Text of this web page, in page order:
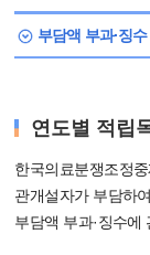
부담액 부과·징수
연도별 적립
한국의료분쟁조정
관개설자가 부담하
부담액 부과·징수에